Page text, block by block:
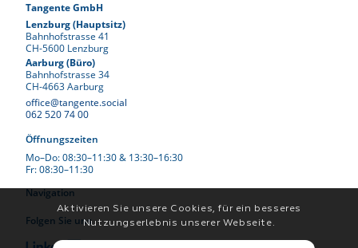
Tangente GmbH
Lenzburg (Hauptsitz)
Bahnhofstrasse 41
CH-5600 Lenzburg
Aarburg (Büro)
Bahnhofstrasse 34
CH-4663 Aarburg
office@tangente.social
062 520 74 00
Öffnungszeiten
Mo–Do: 08:30–11:30 & 13:30–16:30
Fr: 08:30–11:30
Navigation
Folgen Sie uns
Aktivieren Sie unsere Cookies, für ein besseres
Nutzungserlebnis unserer Webseite.